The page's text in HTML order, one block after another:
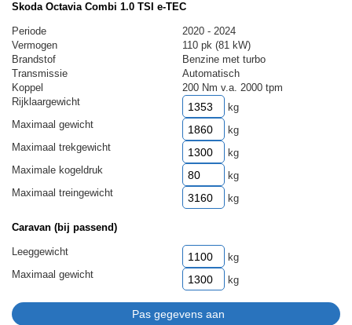
Skoda Octavia Combi 1.0 TSI e-TEC
Periode
2020 - 2024
Vermogen
110 pk (81 kW)
Brandstof
Benzine met turbo
Transmissie
Automatisch
Koppel
200 Nm v.a. 2000 tpm
Rijklaargewicht
kg
Maximaal gewicht
kg
Maximaal trekgewicht
kg
Maximale kogeldruk
kg
Maximaal treingewicht
kg
Caravan (bij passend)
Leeggewicht
kg
Maximaal gewicht
kg